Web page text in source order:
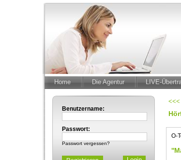
Home Die Agentur LIVE-
Benutzername:
Passwort:
Passwort vergessen?
O-